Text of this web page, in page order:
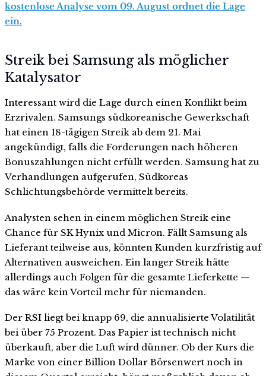
kostenlose Analyse vom 09. August ordnet die Lage
ein.
Streik bei Samsung als möglicher
Katalysator
Interessant wird die Lage durch einen Konflikt beim
Erzrivalen. Samsungs südkoreanische Gewerkschaft
hat einen 18-tägigen Streik ab dem 21. Mai
angekündigt, falls die Forderungen nach höheren
Bonuszahlungen nicht erfüllt werden. Samsung hat zu
Verhandlungen aufgerufen, Südkoreas
Schlichtungsbehörde vermittelt bereits.
Analysten sehen in einem möglichen Streik eine
Chance für SK Hynix und Micron. Fällt Samsung als
Lieferant teilweise aus, könnten Kunden kurzfristig auf
Alternativen ausweichen. Ein langer Streik hätte
allerdings auch Folgen für die gesamte Lieferkette —
das wäre kein Vorteil mehr für niemanden.
Der RSI liegt bei knapp 69, die annualisierte Volatilität
bei über 75 Prozent. Das Papier ist technisch nicht
überkauft, aber die Luft wird dünner. Ob der Kurs die
Marke von einer Billion Dollar Börsenwert noch in